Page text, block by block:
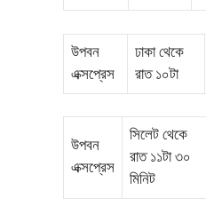
উপবন
এক্সপ্রেস
ঢাকা থেকে
রাত ১০টা
উপবন
এক্সপ্রেস
সিলেট থেকে
রাত ১১টা ৩০
মিনিট